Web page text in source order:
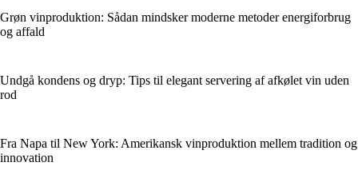
Grøn vinproduktion: Sådan mindsker moderne metoder energiforbrug
og affald
Undgå kondens og dryp: Tips til elegant servering af afkølet vin uden
rod
Fra Napa til New York: Amerikansk vinproduktion mellem tradition og
innovation